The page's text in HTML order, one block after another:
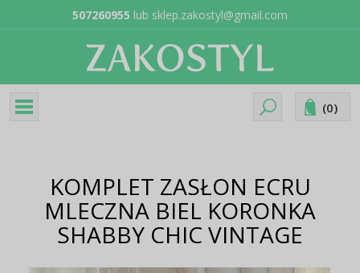
507260955 lub sklep.zakostyl@gmail.com
(0)
KOMPLET ZASŁON ECRU
MLECZNA BIEL KORONKA
SHABBY CHIC VINTAGE